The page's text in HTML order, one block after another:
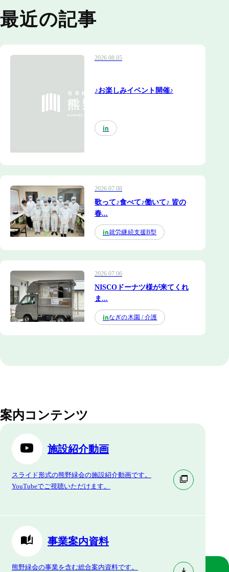
最近の記事
♪お楽しみイベント開催♪
2026.08.05
in
歌って♪食べて♪働いて♪ 皆の
春...
2026.07.08
in就労継続支援B型
NISCOドーナツ様が来てくれ
ま...
2026.07.06
inなぎの木園 / 介護
案内コンテンツ
施設紹介動画
スライド形式の熊野緑会の施設紹介動画です。
YouTubeでご視聴いただけます。
事業案内資料
熊野緑会の事業を含む総合案内資料です。